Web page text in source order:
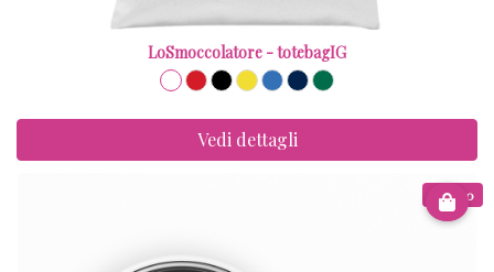
LoSmoccolatore - totebagIG
Vedi dettagli
€ 12.00